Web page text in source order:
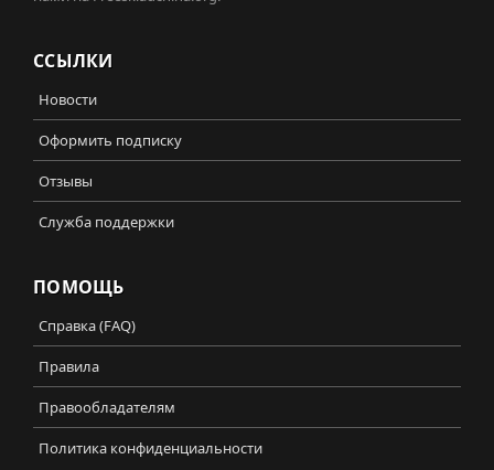
ССЫЛКИ
Новости
Оформить подписку
Отзывы
Служба поддержки
ПОМОЩЬ
Справка (FAQ)
Правила
Правообладателям
Политика конфиденциальности